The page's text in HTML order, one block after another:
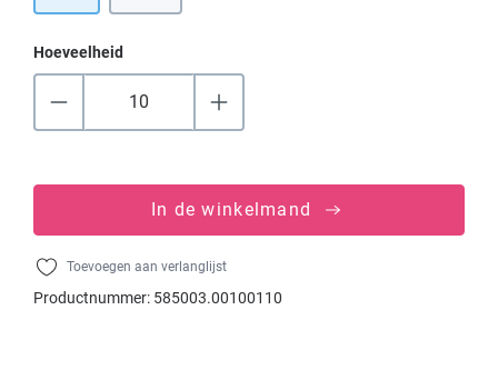
Hoeveelheid
In de winkelmand
Toevoegen aan verlanglijst
Productnummer: 585003.00100110